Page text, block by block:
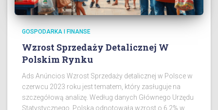
GOSPODARKA I FINANSE
Wzrost Sprzedaży Detalicznej W
Polskim Rynku
Ads Anúncios Wzrost Sprzedaży detalicznej w Polsce w
czerwcu 2023 roku jest tematem, który zasługuje na
szczegółową analizę. Według danych Głównego Urzędu
Statystycznego, Polska odnotowała wzrost o 6,2% w